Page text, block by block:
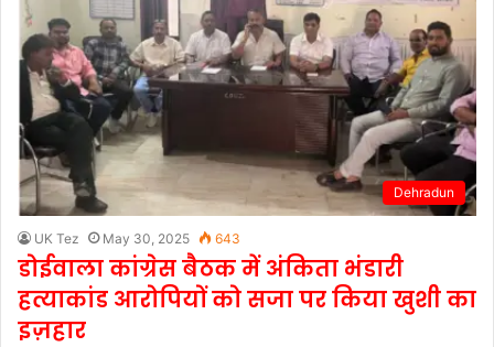
Dehradun
UK Tez May 30, 2025 643
डोईवाला कांग्रेस बैठक में अंकिता भंडारी
हत्याकांड आरोपियों को सजा पर किया खुशी का
इज़हार